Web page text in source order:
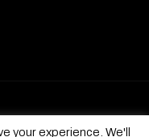
your experience. We'll